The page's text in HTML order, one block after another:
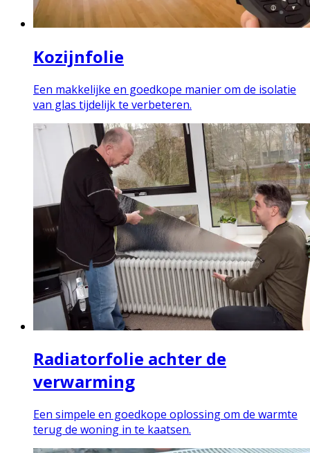
Kozijnfolie
Een makkelijke en goedkope manier om de isolatie
van glas tijdelijk te verbeteren.
Radiatorfolie achter de
verwarming
Een simpele en goedkope oplossing om de warmte
terug de woning in te kaatsen.